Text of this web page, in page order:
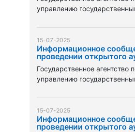
управлению
15-07-2025
Информационное
проведении открытого
Государственное агентство
управлению
15-07-2025
Информационное
проведении открытого